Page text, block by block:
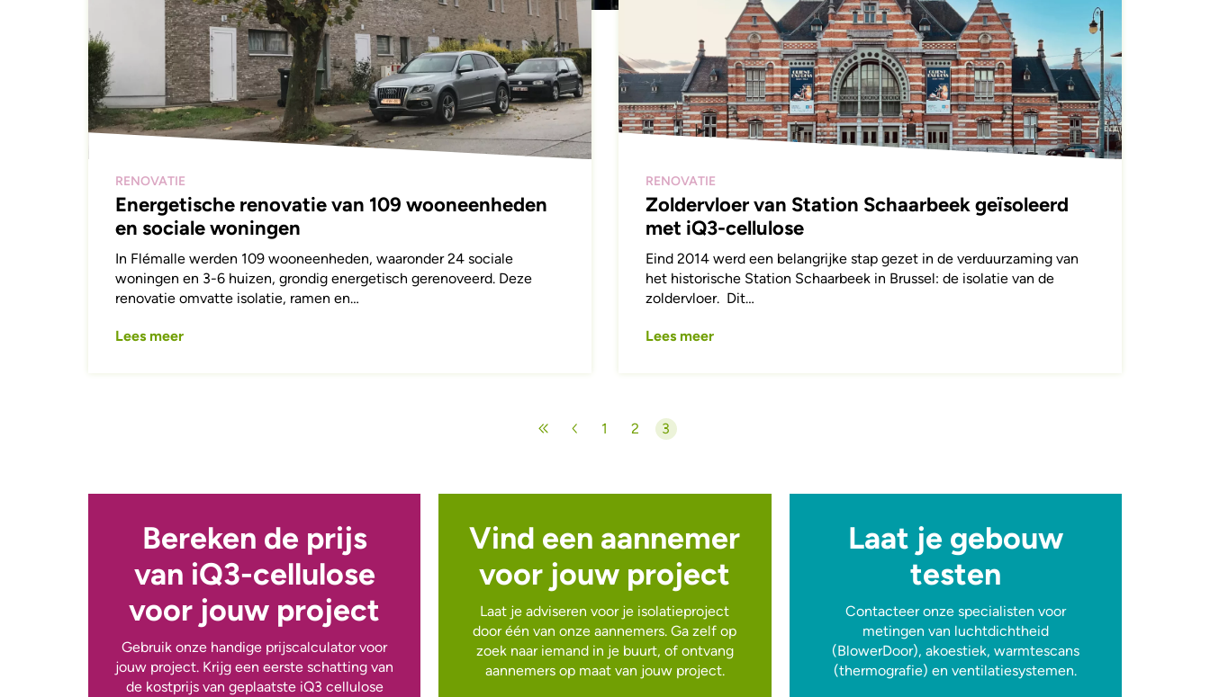
RENOVATIE
Energetische renovatie van 109 wooneenheden
en sociale woningen
In Flémalle werden 109 wooneenheden, waaronder 24 sociale
woningen en 3-6 huizen, grondig energetisch gerenoveerd. Deze
renovatie omvatte isolatie, ramen en…
Lees meer
RENOVATIE
Zoldervloer van Station Schaarbeek geïsoleerd
met iQ3-cellulose
Eind 2014 werd een belangrijke stap gezet in de verduurzaming van
het historische Station Schaarbeek in Brussel: de isolatie van de
zoldervloer. Dit…
Lees meer
Pagina
1 Pagina
2 Huidige pagina
3
Bereken de prijs
van iQ3-cellulose
voor jouw project
Gebruik onze handige prijscalculator voor
jouw project. Krijg een eerste schatting van
de kostprijs van geplaatste iQ3 cellulose
Vind een aannemer
voor jouw project
Laat je adviseren voor je isolatieproject
door één van onze aannemers. Ga zelf op
zoek naar iemand in je buurt, of ontvang
aannemers op maat van jouw project.
Laat je gebouw
testen
Contacteer onze specialisten voor
metingen van luchtdichtheid
(BlowerDoor), akoestiek, warmtescans
(thermografie) en ventilatiesystemen.